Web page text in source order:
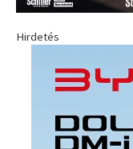
Hirdetés